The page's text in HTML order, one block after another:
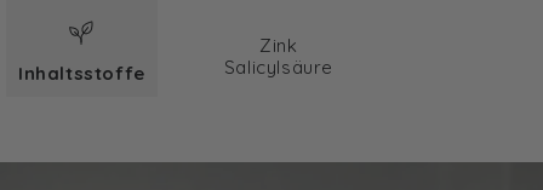
Inhaltsstoffe
Zink
Salicylsäure